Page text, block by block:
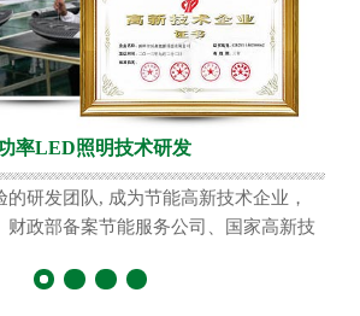
率LED照明技术研发
的研发团队, 成为节能高新技术企业，
财政部备案节能服务公司、国家高新技